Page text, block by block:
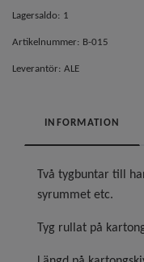
Lagersaldo: 1
Artikelnummer: B-015
Leverantör: ALE
INFORMATION
Två tygbuntar till
syrummet etc.
Tyg rullat på